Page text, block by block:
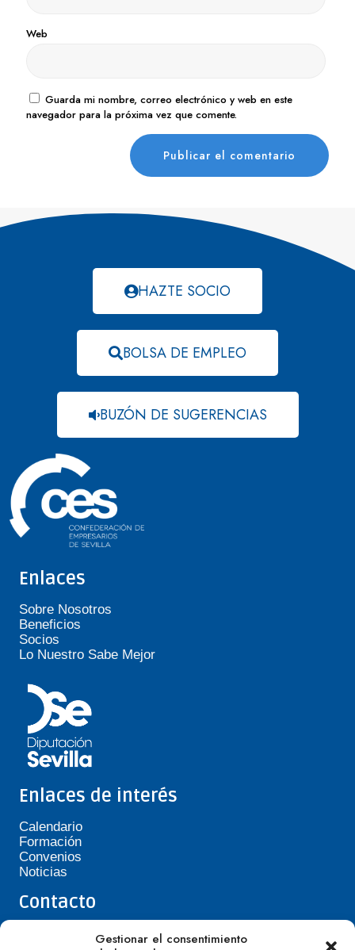
Gestionar el consentimiento
Web
Guarda mi nombre, correo electrónico y web en este
navegador para la próxima vez que comente.
HAZTE SOCIO
BOLSA DE EMPLEO
BUZÓN DE SUGERENCIAS
Enlaces
Sobre Nosotros
Beneficios
Socios
Lo Nuestro Sabe Mejor
Enlaces de interés
Calendario
Formación
Convenios
Noticias
Contacto
Teléfono de Asepavi: 623 394 601